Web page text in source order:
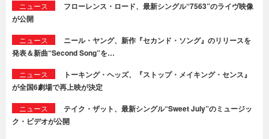
ニュース
フローレンス・ロード、最新シングル“7563”のライヴ映像
が公開
ニュース
ニール・ヤング、新作『セカンド・ソング』のリリースを
発表＆新曲“Second Song”を…
ニュース
トーキング・ヘッズ、『ストップ・メイキング・センス』
が全国6劇場で再上映が決定
ニュース
テイク・ザット、最新シングル“Sweet July”のミュージッ
ク・ビデオが公開